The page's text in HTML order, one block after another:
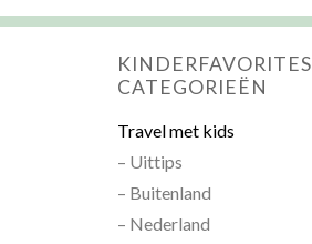
KINDERFAVORITES
CATEGORIEËN
Travel met kids
– Uittips
– Buitenland
– Nederland